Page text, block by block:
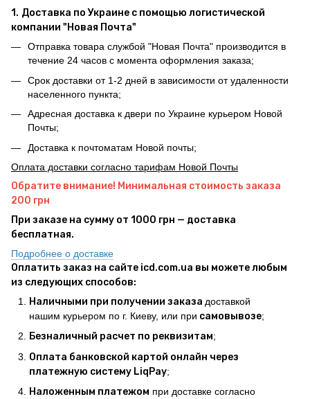
1. Доставка по Украине с помощью логистической
компании "Новая Почта"
Отправка товара службой "Новая Почта" производится в
течение 24 часов с момента оформления заказа;
Срок доставки от 1-2 дней в зависимости от удаленности
населенного пункта;
Адресная доставка к двери по Украине курьером Новой
Почты;
Доставка к почтоматам Новой почты;
Оплата доставки согласно тарифам Новой Почты
Обратите внимание! Минимальная стоимость заказа
200 грн
При заказе на сумму от 1000 грн — доставка
бесплатная.
Подробнее о доставке
Оплатить заказ на сайте icd.com.ua вы можете любым
из следующих способов:
Наличными при получении заказа доставкой
нашим курьером по г. Киеву, или при самовывозе;
Безналичный расчет по реквизитам;
Оплата банковской картой онлайн через
платежную систему LiqPay;
Наложенным платежом при доставке согласно